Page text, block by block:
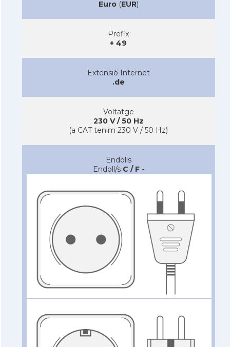
Euro(EUR)
Prefix
+ 49
Extensió Internet
.de
Voltatge
230 V / 50 Hz
(a CAT tenim 230 V / 50 Hz)
Endolls
Endoll/s C / F-